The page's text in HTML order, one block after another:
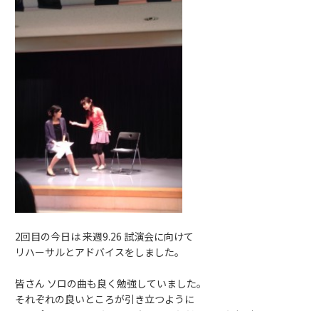
2回目の今日は 来週9.26 試演会に向けて
リハーサルとアドバイスをしました。
皆さん ソロの曲も良く勉強していました。
それぞれの良いところが引き立つように